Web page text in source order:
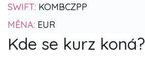
SWIFT: KOMBCZPP
MĚNA: EUR
Kde se kurz koná?